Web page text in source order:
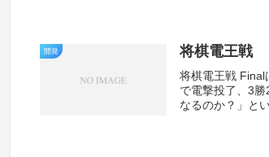
開発 将棋電王戦
将棋電王戦 Final
で電撃投了、3
なるのか？」と